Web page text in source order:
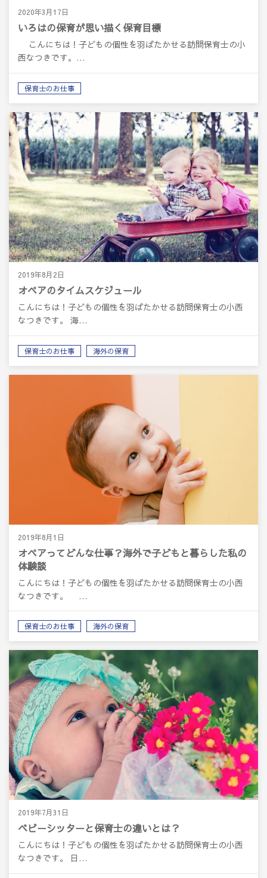
2020年3月17日
いろはの保育が思い描く保育目標
こんにちは！子どもの個性を羽ばたかせる訪問保育士の小
西なつきです。…
保育士のお仕事
2019年8月2日
オペアのタイムスケジュール
こんにちは！子どもの個性を羽ばたかせる訪問保育士の小西
なつきです。 海…
保育士のお仕事 海外の保育
2019年8月1日
オペアってどんな仕事？海外で子どもと暮らした私の
体験談
こんにちは！子どもの個性を羽ばたかせる訪問保育士の小西
なつきです。 …
保育士のお仕事 海外の保育
2019年7月31日
ベビーシッターと保育士の違いとは？
こんにちは！子どもの個性を羽ばたかせる訪問保育士の小西
なつきです。 日…